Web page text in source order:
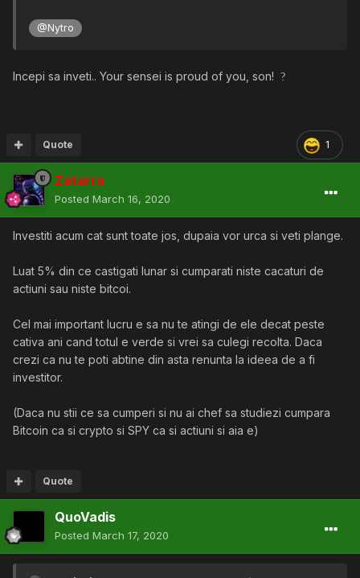
@Nytro
Incepi sa inveti.. Your sensei is proud of you, son! ?
1
Quote
Zatarra
Posted March 16, 2020
Investiti acum cat sunt toate jos, dupaia vor urca si veti plange.
Luat 5% din ce castigati lunar si cumparati niste cacaturi de
actiuni sau niste bitcoi.
Cel mai important lucru e sa nu te atingi de ele decat peste
cativa ani cand totul e verde si vrei sa culegi recolta. Daca
crezi ca nu te poti abtine din asta renunta la ideea de a fi
investitor.
(Daca nu stii ce sa cumperi si nu ai chef sa studiezi cumpara
Bitcoin ca si crypto si SPY ca si actiuni si aia e)
Quote
QuoVadis
Posted March 17, 2020